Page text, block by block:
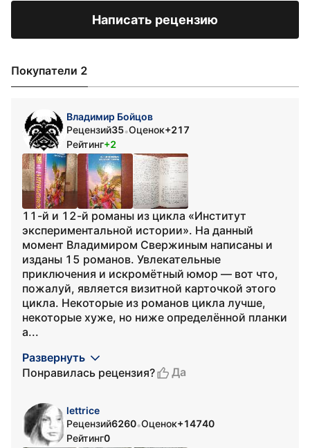
Написать рецензию
Покупатели 2
Владимир Бойцов
Рецензий35•Оценок+217
Рейтинг+2
11-й и 12-й романы из цикла «Институт
экспериментальной истории». На данный
момент Владимиром Свержиным написаны и
изданы 15 романов. Увлекательные
приключения и искромётный юмор — вот что,
пожалуй, является визитной карточкой этого
цикла. Некоторые из романов цикла лучше,
некоторые хуже, но ниже определённой планки
а...
Развернуть
Понравилась рецензия?
Да
lettrice
Рецензий6260•Оценок+14740
Рейтинг0